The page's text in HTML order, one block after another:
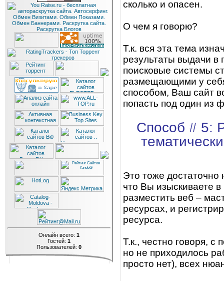
Онлайн всего: 1
Гостей: 1
Пользователей: 0
сколько и опасен.
О чем я говорю?
Т.к. вся эта тема
результаты выдачи в
поисковые системы
размещающими у
способом, Ваш сайт
попасть под один из
Способ # 5:
Это тоже достаточно
что Вы изыскиваете в
разместить веб –
ресурсах, и
ресурса.
Т.к., честно говоря,
но не приходилось
просто нет), всех